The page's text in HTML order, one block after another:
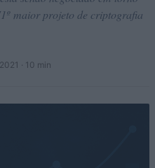
maior projeto de criptografia
· 10 min